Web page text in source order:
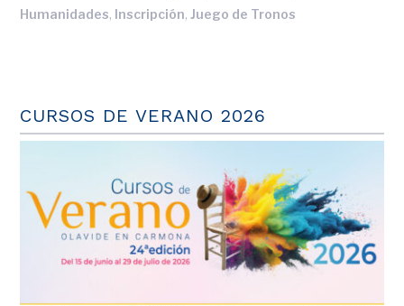
Humanidades, Inscripción,Juego de Tronos
CURSOS DE VERANO 2026